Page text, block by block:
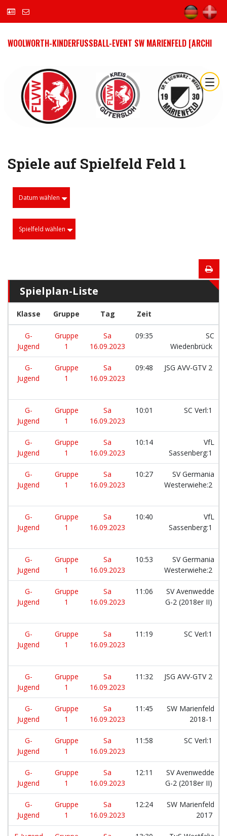
WOOLWORTH-KINDERFUSSBALL-EVENT SW MARIENFELD [ARCHI
Spiele auf Spielfeld Feld 1
Datum wählen
Spielfeld wählen
Spielplan-Liste
Klasse Gruppe Tag Zeit
G-
Jugend
Gruppe
1
Sa
16.09.2023
09:35
SC
Wiedenbrück
G-
Jugend
Gruppe
1
Sa
16.09.2023
09:48 JSG AVV-GTV 2
G-
Jugend
Gruppe
1
Sa
16.09.2023
10:01 SC Verl:1
G-
Jugend
Gruppe
1
Sa
16.09.2023
10:14
VfL
Sassenberg:1
G-
Jugend
Gruppe
1
Sa
16.09.2023
10:27
SV Germania
Westerwiehe:2
G-
Jugend
Gruppe
1
Sa
16.09.2023
10:40
VfL
Sassenberg:1
G-
Jugend
Gruppe
1
Sa
16.09.2023
10:53
SV Germania
Westerwiehe:2
G-
Jugend
Gruppe
1
Sa
16.09.2023
11:06
SV Avenwedde
G-2 (2018er II)
G-
Jugend
Gruppe
1
Sa
16.09.2023
11:19 SC Verl:1
G-
Jugend
Gruppe
1
Sa
16.09.2023
11:32 JSG AVV-GTV 2
G-
Jugend
Gruppe
1
Sa
16.09.2023
11:45
SW Marienfeld
2018-1
G-
Jugend
Gruppe
1
Sa
16.09.2023
11:58 SC Verl:1
G-
Jugend
Gruppe
1
Sa
16.09.2023
12:11
SV Avenwedde
G-2 (2018er II)
G-
Jugend
Gruppe
1
Sa
16.09.2023
12:24
SW Marienfeld
2017